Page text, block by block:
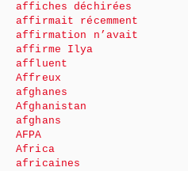
affiches déchirées
affirmait récemment
affirmation n’avait
affirme Ilya
affluent
Affreux
afghanes
Afghanistan
afghans
AFPA
Africa
africaines